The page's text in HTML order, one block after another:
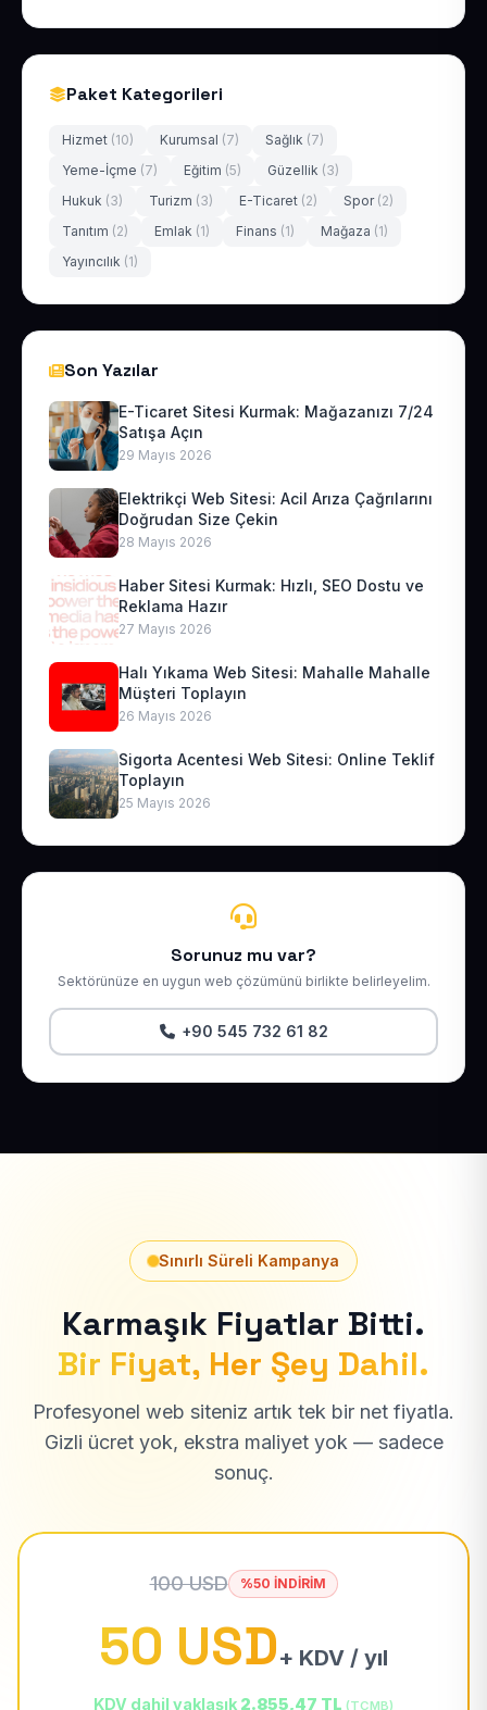
Paket Kategorileri
Hizmet (10) Kurumsal (7) Sağlık (7)
Yeme-İçme (7) Eğitim (5) Güzellik (3)
Hukuk (3) Turizm (3) E-Ticaret (2) Spor (2)
Tanıtım (2) Emlak (1) Finans (1) Mağaza (1)
Yayıncılık (1)
Son Yazılar
E-Ticaret Sitesi Kurmak: Mağazanızı 7/24
Satışa Açın
29 Mayıs 2026
Elektrikçi Web Sitesi: Acil Arıza Çağrılarını
Doğrudan Size Çekin
28 Mayıs 2026
Haber Sitesi Kurmak: Hızlı, SEO Dostu ve
Reklama Hazır
27 Mayıs 2026
Halı Yıkama Web Sitesi: Mahalle Mahalle
Müşteri Toplayın
26 Mayıs 2026
Sigorta Acentesi Web Sitesi: Online Teklif
Toplayın
25 Mayıs 2026
Sorunuz mu var?
Sektörünüze en uygun web çözümünü birlikte belirleyelim.
+90 545 732 61 82
Sınırlı Süreli Kampanya
Karmaşık Fiyatlar Bitti.
Bir Fiyat, Her Şey Dahil.
Profesyonel web siteniz artık tek bir net fiyatla.
Gizli ücret yok, ekstra maliyet yok — sadece
sonuç.
100 USD %50 İNDİRİM
50 USD+ KDV / yıl
KDV dahil yaklaşık 2.855,47 TL (TCMB)